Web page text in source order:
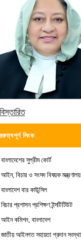
বিস্তারিত
লিংক
বাংলাদেশের সুপ্রীম কোর্ট
আইন, বিচার ও সংসদ বিষয়ক মন্ত্রণালয়
বাংলাদেশ বার কাউন্সিল
বিচার প্রশাসন প্রশিক্ষণ ইন্সটিটিউট
আইন কমিশন, বাংলাদেশ
জাতীয় আইনগত সহায়তা প্রদান সংস্থা